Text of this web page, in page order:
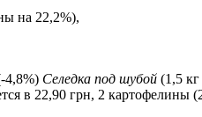
на 22,2%),
4,8%) Селедка под шубой (1,5
в 22,90 грн, 2